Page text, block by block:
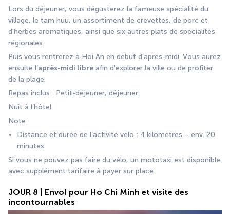
Lors du déjeuner, vous dégusterez la fameuse spécialité du
village, le tam huu, un assortiment de crevettes, de porc et
d'herbes aromatiques, ainsi que six autres plats de spécialités
régionales.
Puis vous rentrerez à Hoi An en début d'après-midi. Vous aurez
ensuite l’après-midi libre afin d'explorer la ville ou de profiter
de la plage.
Repas inclus : Petit-déjeuner, déjeuner.
Nuit à l’hôtel.
Note:
Distance et durée de l’activité vélo : 4 kilomètres – env. 20
minutes.
Si vous ne pouvez pas faire du vélo, un mototaxi est disponible
avec supplément tarifaire à payer sur place.
JOUR 8 | Envol pour Ho Chi Minh et visite des
incontournables